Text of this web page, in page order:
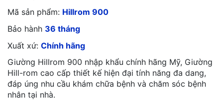
Mã sản phẩm: Hillrom 900
Bảo hành 36 tháng
Xuất xứ: Chính hãng
Giường Hillrom 900 nhập khẩu chính hãng Mỹ, Giường
Hill-rom cao cấp thiết kế hiện đại tính năng đa dang,
đáp úng nhu cầu khám chữa bệnh và chăm sóc bệnh
nhân tại nhà.